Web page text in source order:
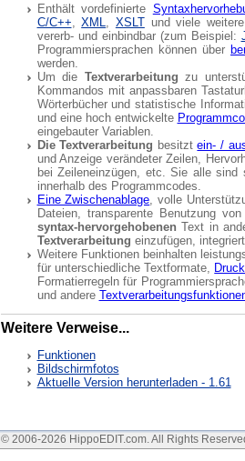
Enthält vordefinierte
C/C++ ,XML XSLTund viele
vererb- und einbindbar (zum Beispiel:
Programmiersprachen können über
werden.
Um die Textverarbeitung zu
Kommandos mit anpassbaren
Wörterbücher und statistische
und eine hoch entwickelte
eingebauter Variablen.
Die Textverarbeitung besitztein- /
und Anzeige verändeter Zeilen,
bei Zeileneinzügen, etc. Sie alle sind
innerhalb des Programmcodes.
Eine Zwischenablage , volle
Dateien, transparente Benutzung
syntax-hervorgehobenen Text in
Textverarbeitung einzufügen,
Weitere Funktionen beinhalten
für unterschiedliche Textformate,
Formatierregeln für
und andere
Weitere Verweise...
Funktionen
Bildschirmfotos
Aktuelle Version herunterladen - 1.61
© 2006-2026 HippoEDIT.com. All Rights